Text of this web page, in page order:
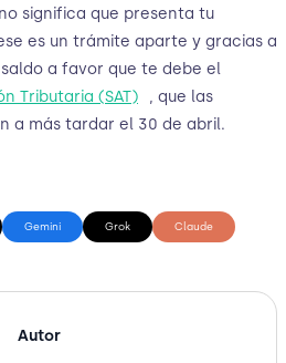
significa que presenta tu
es un trámite aparte y gracias a
a favor que te debe el
Tributaria (SAT)
, que las
a más tardar el 30 de abril.
Gemini Grok Claude
Autor